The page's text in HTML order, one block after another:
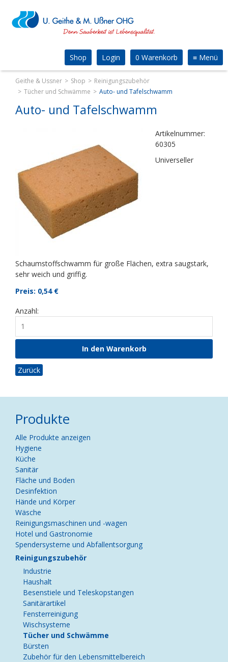
≡ Menü
0 Warenkorb
Login
Shop
Geithe & Ussner Shop
Reinigungszubehör
Tücher und Schwämme
Auto- und Tafelschwamm
Auto- und Tafelschwamm
Artikelnummer:
60305
Universeller
Schaumstoffschwamm für große Flächen, extra saugstark,
sehr weich und griffig.
Preis: 0,54 €
Anzahl:
Zurück
Produkte
Navigation
überspringen
Alle Produkte anzeigen
Hygiene
Küche
Sanitär
Fläche und Boden
Desinfektion
Hände und Körper
Wäsche
Reinigungsmaschinen und -wagen
Hotel und Gastronomie
Spendersysteme und Abfallentsorgung
Reinigungszubehör
Industrie
Haushalt
Besenstiele und Teleskopstangen
Sanitärartikel
Fensterreinigung
Wischsysteme
Tücher und Schwämme
Bürsten
Zubehör für den Lebensmittelbereich